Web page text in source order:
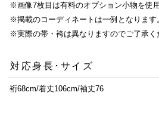
※画像7枚目は有料のオプション小物を使
※掲載のコーディネートは一例となります
※実際の帯・袴は異なりますのでご了承く
対応身長･サイズ
裄68cm/着丈106cm/袖丈76